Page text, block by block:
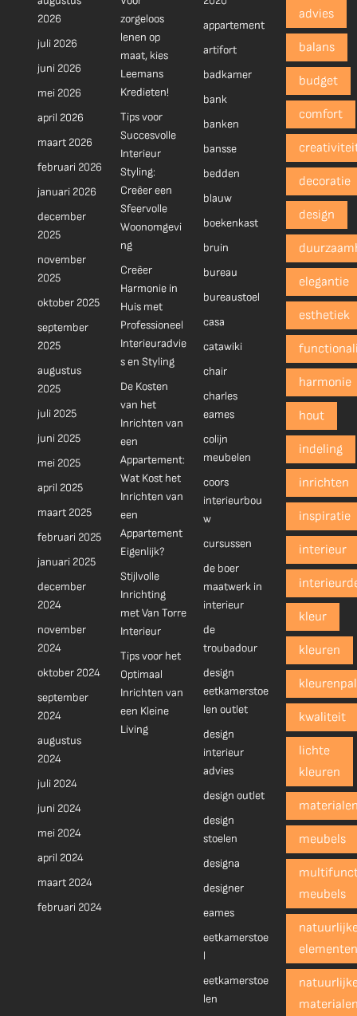
2026
juli 2026
juni 2026
mei 2026
april 2026
maart 2026
februari 2026
januari 2026
december
2025
november
2025
oktober 2025
september
2025
augustus
2025
juli 2025
juni 2025
mei 2025
april 2025
maart 2025
februari 2025
januari 2025
december
2024
november
2024
oktober 2024
september
2024
augustus
2024
juli 2024
juni 2024
mei 2024
april 2024
maart 2024
februari 2024
zorgeloos
lenen op
maat, kies
Leemans
Kredieten!
Tips voor
Succesvolle
Interieur
Styling:
Creëer een
Sfeervolle
Woonomgevi
ng
Creëer
Harmonie in
Huis met
Professioneel
Interieuradvie
s en Styling
De Kosten
van het
Inrichten van
een
Appartement:
Wat Kost het
Inrichten van
een
Appartement
Eigenlijk?
Stijlvolle
Inrichting
met Van Torre
Interieur
Tips voor het
Optimaal
Inrichten van
een Kleine
Living
appartement
artifort
badkamer
bank
banken
bansse
bedden
blauw
boekenkast
bruin
bureau
bureaustoel
casa
catawiki
chair
charles
eames
colijn
meubelen
coors
interieurbou
w
cursussen
de boer
maatwerk in
interieur
de
troubadour
design
eetkamerstoe
len outlet
design
interieur
advies
design outlet
design
stoelen
designa
designer
eames
eetkamerstoe
l
eetkamerstoe
len
advies
balans
budget
comfort
decoratie
design
elegantie
esthetiek
harmonie
hout
indeling
inrichten
inspiratie
interieur
kleur
kleuren
kwaliteit
lichte
kleuren
meubels
meubels